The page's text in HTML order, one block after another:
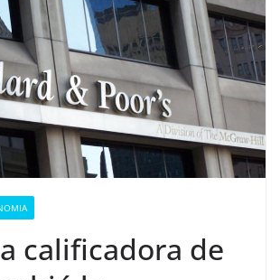
calificadora de